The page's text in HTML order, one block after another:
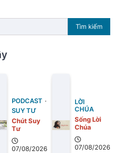
Tìm kiếm
PODCAST
SUY TƯ
Chút Suy
Tư
07/08/2026
LỜI
CHÚA
Sống Lời
Chúa
07/08/2026